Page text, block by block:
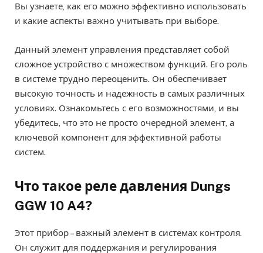
Вы узнаете, как его можно эффективно использовать
и какие аспекты важно учитывать при выборе.
Данный элемент управления представляет собой
сложное устройство с множеством функций. Его роль
в системе трудно переоценить. Он обеспечивает
высокую точность и надежность в самых различных
условиях. Ознакомьтесь с его возможностями, и вы
убедитесь, что это не просто очередной элемент, а
ключевой компонент для эффективной работы
систем.
Что такое реле давления Dungs
GGW 10 A4?
Этот прибор – важный элемент в системах контроля.
Он служит для поддержания и регулирования